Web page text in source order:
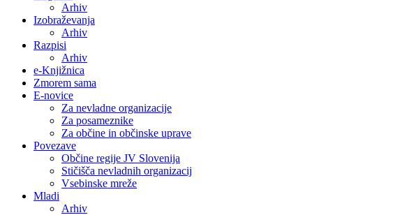
Arhiv
Izobraževanja
Arhiv
Razpisi
Arhiv
e-Knjižnica
Zmorem sama
E-novice
Za nevladne organizacije
Za posameznike
Za občine in občinske uprave
Povezave
Občine regije JV Slovenija
Stičišča nevladnih organizacij
Vsebinske mreže
Mladi
Arhiv